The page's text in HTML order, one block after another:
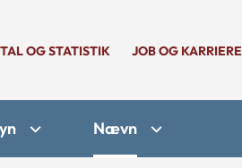
TAL OG STATISTIK JOB OG KARRIERE
Nævn